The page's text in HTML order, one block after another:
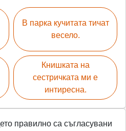
В парка кучитата тичат
весело.
Книшката на
сестричката ми е
интиресна.
правилно са съгласувани